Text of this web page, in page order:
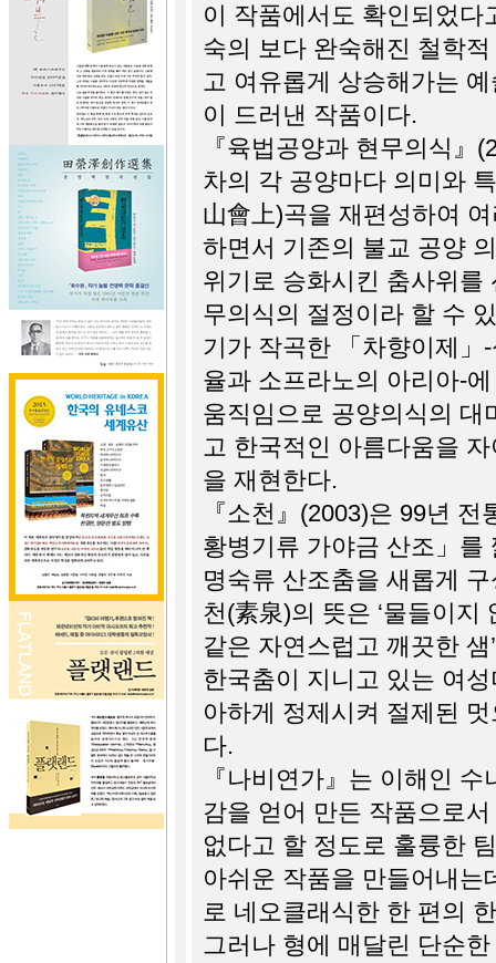
이 작품에서도 확인되었
숙의 보다 완숙해진 철학
고 여유롭게 상승해가는
이 드러낸 작품이다.
『육법공양과 현무의식』
차의 각 공양마다 의미와
山會上)곡을 재편성하여
하면서 기존의 불교 공양
위기로 승화시킨 춤사위를
무의식의 절정이라 할 수
기가 작곡한 「차향이제」
율과 소프라노의 아리아-
움직임으로 공양의식의 대
고 한국적인 아름다움을
을 재현한다.
『소천』(2003)은 99년
황병기류 가야금 산조」를
명숙류 산조춤을 새롭게
천(素泉)의 뜻은 ‘물들이
같은 자연스럽고 깨끗한
한국춤이 지니고 있는 여
아하게 정제시켜 절제된
다.
『나비연가』는 이해인
감을 얻어 만든 작품으로
없다고 할 정도로 훌륭한
아쉬운 작품을 만들어내
로 네오클래식한 한 편의
그러나 형에 매달린 단순